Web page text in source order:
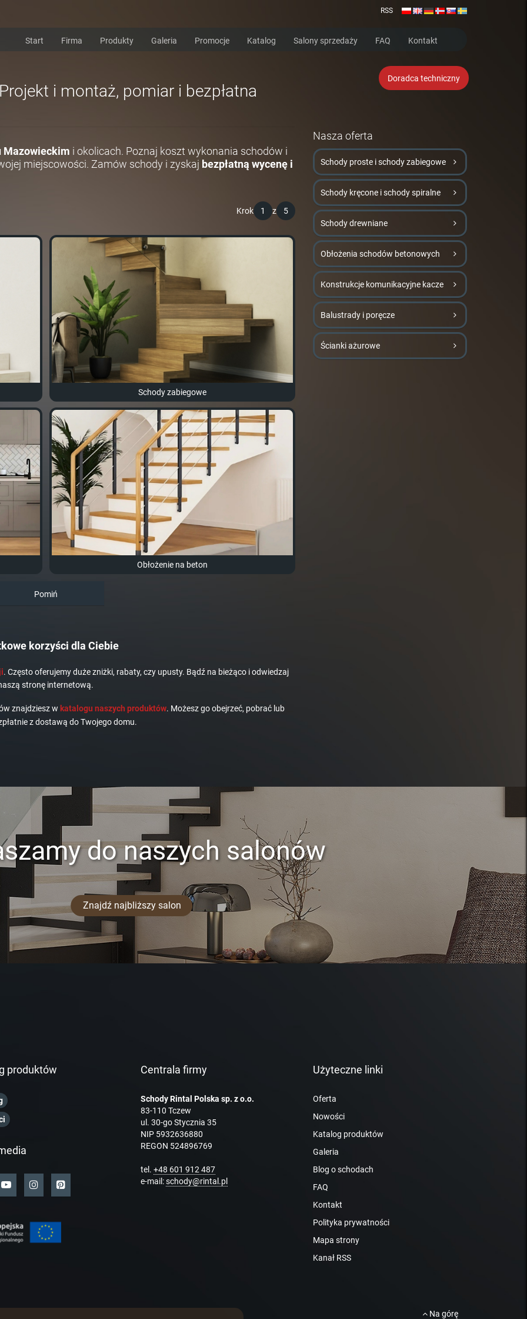
RSS
Start Firma Produkty Galeria Promocje Katalog Salony sprzedaży FAQ Kontakt
Doradca techniczny
i montaż, pomiar i bezpłatna
Mazowieckim i okolicach. Poznaj koszt wykonania schodów i
miejscowości. Zamów schody i zyskaj bezpłatną wycenę i
Krok 1 z 5
Schody zabiegowe
Obłożenie na beton
Pomiń
korzyści dla Ciebie
. Często oferujemy duże zniżki, rabaty, czy upusty. Bądź na bieżąco i odwiedzaj
stronę internetową.
znajdziesz w katalogu naszych produktów. Możesz go obejrzeć, pobrać lub
z dostawą do Twojego domu.
Nasza oferta
Schody proste i schody zabiegowe
Schody kręcone i schody spiralne
Schody drewniane
Obłożenia schodów betonowych
Konstrukcje komunikacyjne kacze
Balustrady i poręcze
Ścianki ażurowe
do naszych salonów
Znajdź najbliższy salon
produktów Centrala firmy
Schody Rintal Polska sp. z o.o.
83-110 Tczew
ul. 30-go Stycznia 35
NIP 5932636880
REGON 524896769
tel. +48 601 912 487
e-mail:schody@rintal.pl
Użyteczne linki
Oferta
Nowości
Katalog produktów
Galeria
Blog o schodach
FAQ
Kontakt
Polityka prywatności
Mapa strony
Kanał RSS
Na górę